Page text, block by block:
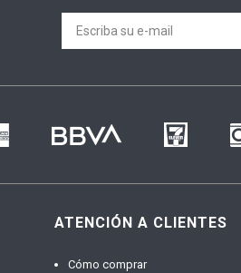
ATENCIÓN A CLIENTES
Cómo comprar